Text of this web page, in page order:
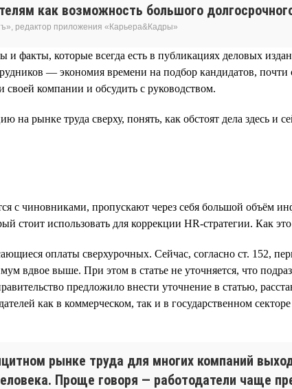
как возможность большого
редактор приложения «Карьера&Кадры»
факты, которые всегда есть в публикациях деловых
— экономия времени на подбор кандидатов,
компании и обсудить с руководством.
рынке труда сверху, понять, как обстоят дела здесь и
с чиновниками, пропускают через себя большой объём
стоит использовать для коррекции HR-стратегии. Как
оплаты сверхурочных. Сейчас, согласно ст. 152,
выше. При этом в статье не уточняется, что
предложило внести уточнение в статью,
как в коммерческом, так и в государственном
рынке труда для многих компаний
Проще говоря — работодатели чаще